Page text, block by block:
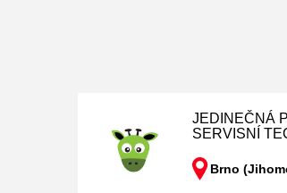
JEDINEČNÁ
SERVISNÍ
Brno